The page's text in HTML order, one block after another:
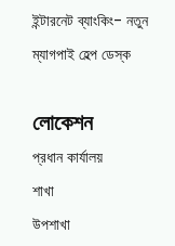
ইন্টারনেট ব্যাংকিং- নতুন
ম্যাগপাই হেল্প ডেস্ক
লোকেশন
প্রধান কার্যালয়
শাখা
উপশাখা